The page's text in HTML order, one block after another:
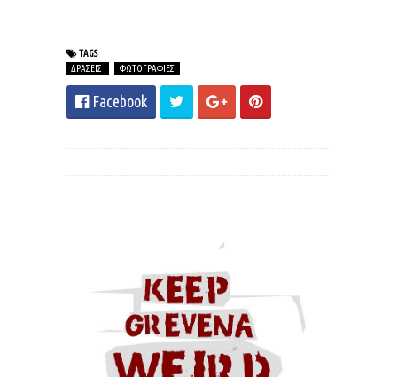
TAGS
ΔΡΑΣΕΙΣ
ΦΩΤΟΓΡΑΦΙΕΣ
Facebook